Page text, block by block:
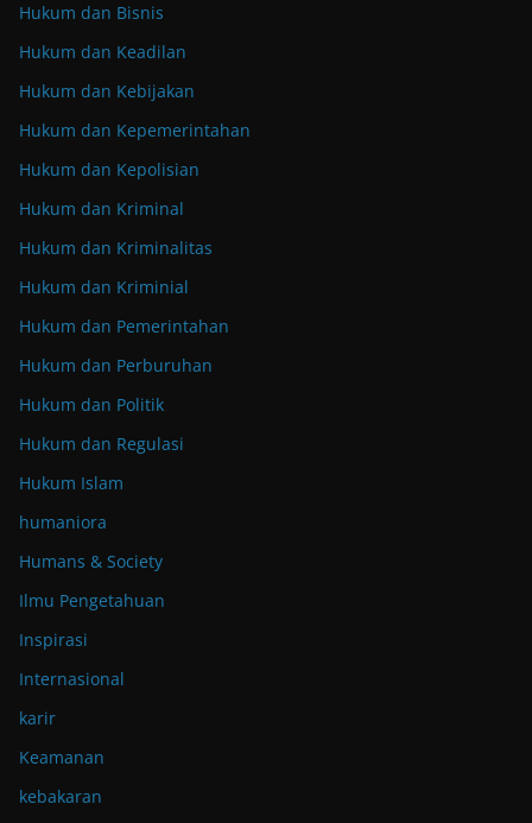
Hukum dan Bisnis
Hukum dan Keadilan
Hukum dan Kebijakan
Hukum dan Kepemerintahan
Hukum dan Kepolisian
Hukum dan Kriminal
Hukum dan Kriminalitas
Hukum dan Kriminial
Hukum dan Pemerintahan
Hukum dan Perburuhan
Hukum dan Politik
Hukum dan Regulasi
Hukum Islam
humaniora
Humans & Society
Ilmu Pengetahuan
Inspirasi
Internasional
karir
Keamanan
kebakaran